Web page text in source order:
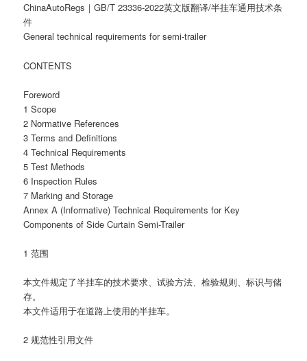
ChinaAutoRegs｜GB/T 23336-2022英文版翻译/半挂车通用技术条
件
General technical requirements for semi-trailer
CONTENTS
Foreword
1 Scope
2 Normative References
3 Terms and Definitions
4 Technical Requirements
5 Test Methods
6 Inspection Rules
7 Marking and Storage
Annex A (Informative) Technical Requirements for Key
Components of Side Curtain Semi-Trailer
1 范围
本文件规定了半挂车的技术要求、试验方法、检验规则、标识与储
存。
本文件适用于在道路上使用的半挂车。
2 规范性引用文件